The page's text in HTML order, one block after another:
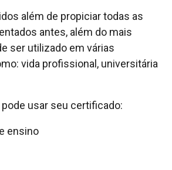
além de propiciar todas as
antes, além do mais
ser utilizado em várias
vida profissional, universitária
usar seu certificado:
ensino